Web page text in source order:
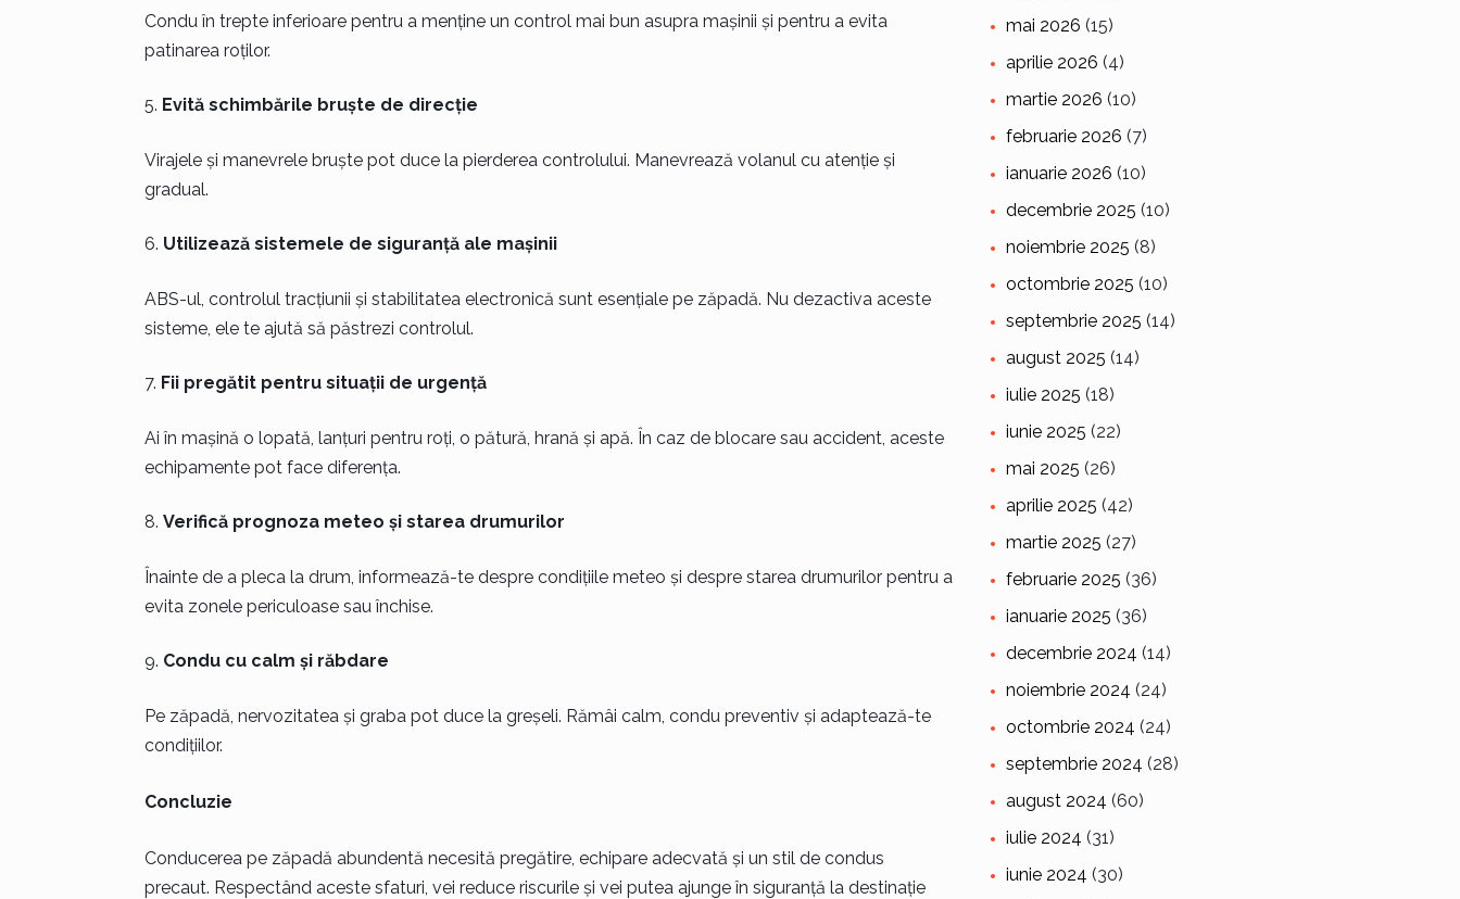
Condu în trepte inferioare pentru a menține un control mai bun asupra mașinii și pentru a evita
patinarea roților.
Evită schimbările bruște de direcție
Virajele și manevrele bruște pot duce la pierderea controlului. Manevrează volanul cu atenție și
gradual.
Utilizează sistemele de siguranță ale mașinii
ABS-ul, controlul tracțiunii și stabilitatea electronică sunt esențiale pe zăpadă. Nu dezactiva aceste
sisteme, ele te ajută să păstrezi controlul.
Fii pregătit pentru situații de urgență
Ai în mașină o lopată, lanțuri pentru roți, o pătură, hrană și apă. În caz de blocare sau accident, aceste
echipamente pot face diferența.
Verifică prognoza meteo și starea drumurilor
Înainte de a pleca la drum, informează-te despre condițiile meteo și despre starea drumurilor pentru a
evita zonele periculoase sau închise.
Condu cu calm și răbdare
Pe zăpadă, nervozitatea și graba pot duce la greșeli. Rămâi calm, condu preventiv și adaptează-te
condițiilor.
Concluzie
Conducerea pe zăpadă abundentă necesită pregătire, echipare adecvată și un stil de condus
precaut. Respectând aceste sfaturi, vei reduce riscurile și vei putea ajunge în siguranță la destinație
mai 2026 (15)
aprilie 2026 (4)
martie 2026 (10)
februarie 2026 (7)
ianuarie 2026 (10)
decembrie 2025 (10)
noiembrie 2025 (8)
octombrie 2025 (10)
septembrie 2025 (14)
august 2025 (14)
iulie 2025 (18)
iunie 2025 (22)
mai 2025 (26)
aprilie 2025 (42)
martie 2025 (27)
februarie 2025 (36)
ianuarie 2025 (36)
decembrie 2024 (14)
noiembrie 2024 (24)
octombrie 2024 (24)
septembrie 2024 (28)
august 2024 (60)
iulie 2024 (31)
iunie 2024 (30)